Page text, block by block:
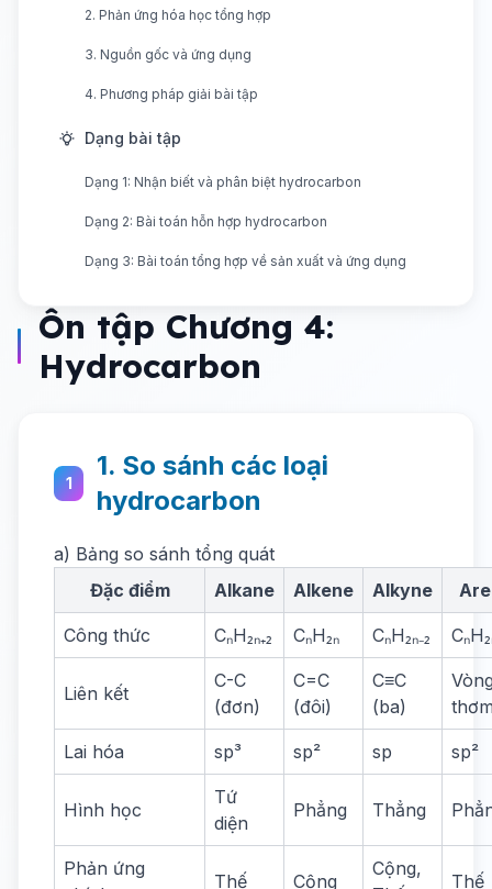
2. Phản ứng hóa học tổng hợp
3. Nguồn gốc và ứng dụng
4. Phương pháp giải bài tập
Dạng bài tập
Dạng 1: Nhận biết và phân biệt hydrocarbon
Dạng 2: Bài toán hỗn hợp hydrocarbon
Dạng 3: Bài toán tổng hợp về sản xuất và ứng dụng
Ôn tập Chương 4:
Hydrocarbon
1
1. So sánh các loại
hydrocarbon
a) Bảng so sánh tổng quát
Đặc điểm
Alkane Alkene Alkyne
Công thức CₙH₂ₙ₊₂ CₙH₂ₙ CₙH₂ₙ₋₂
Liên kết
C-C
(đơn)
C=C
(đôi)
C≡C
(ba)
Lai hóa sp³ sp² sp sp²
Hình học
Tứ
diện
Phẳng Thẳng
Phản ứng
Thế Cộng
Cộng,
Thế